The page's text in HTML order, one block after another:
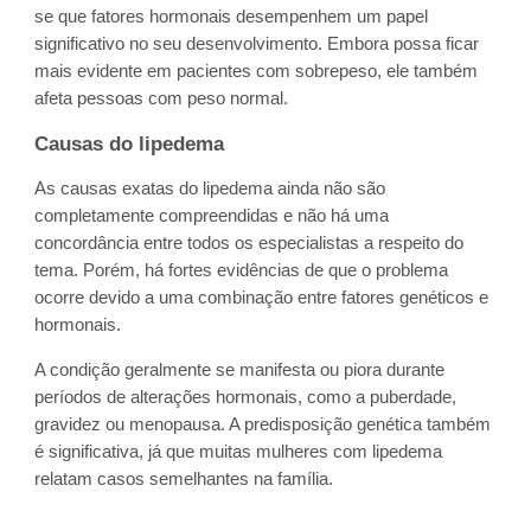
se que fatores hormonais desempenhem um papel
significativo no seu desenvolvimento. Embora possa ficar
mais evidente em pacientes com sobrepeso, ele também
afeta pessoas com peso normal.
Causas do lipedema
As causas exatas do lipedema ainda não são
completamente compreendidas e não há uma
concordância entre todos os especialistas a respeito do
tema. Porém, há fortes evidências de que o problema
ocorre devido a uma combinação entre fatores genéticos e
hormonais.
A condição geralmente se manifesta ou piora durante
períodos de alterações hormonais, como a puberdade,
gravidez ou menopausa. A predisposição genética também
é significativa, já que muitas mulheres com lipedema
relatam casos semelhantes na família.